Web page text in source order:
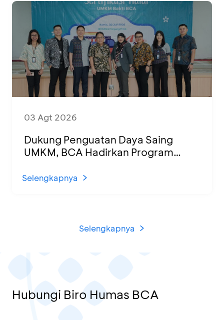
03 Agt 2026
Dukung Penguatan Daya Saing
UMKM, BCA Hadirkan Program
di KCU Tanjung Priok
Selengkapnya
Selengkapnya
Hubungi Biro Humas BCA